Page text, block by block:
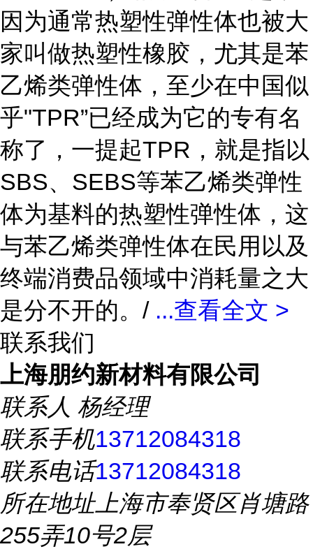
因为通常热塑性弹性体也被大
家叫做热塑性橡胶，尤其是苯
乙烯类弹性体，至少在中国似
乎"TPR”已经成为它的专有名
称了，一提起TPR，就是指以
SBS、SEBS等苯乙烯类弹性
体为基料的热塑性弹性体，这
与苯乙烯类弹性体在民用以及
终端消费品领域中消耗量之大
是分不开的。/ ...查看全文 >
联系我们
上海朋约新材料有限公司
联系人 杨经理
联系手机13712084318
联系电话13712084318
所在地址上海市奉贤区肖塘路
255弄10号2层